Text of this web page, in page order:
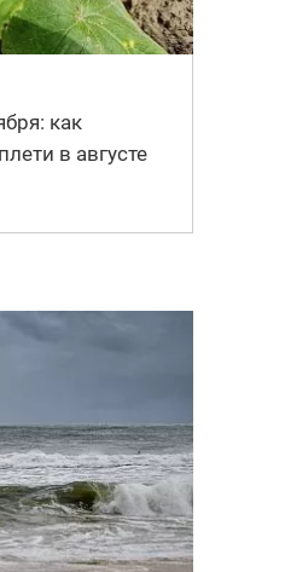
как
в августе